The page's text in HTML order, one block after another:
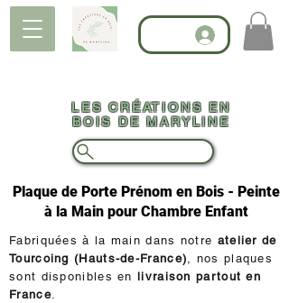
LES CRÉATIONS EN
BOIS DE MARYLINE
Plaque de Porte Prénom en Bois - Peinte
à la Main pour Chambre Enfant
Fabriquées à la main dans notre atelier de
Tourcoing (Hauts-de-France), nos plaques
sont disponibles en livraison partout en
France.